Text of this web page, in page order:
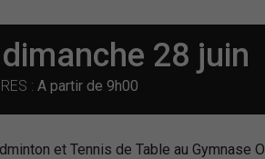
28 juin
: A partir de 9h00
et Tennis de Table au